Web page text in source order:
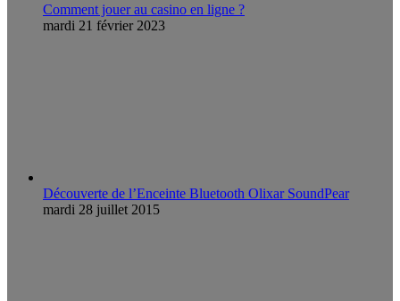
Comment jouer au casino en ligne ?
mardi 21 février 2023
Découverte de l’Enceinte Bluetooth Olixar SoundPear
mardi 28 juillet 2015